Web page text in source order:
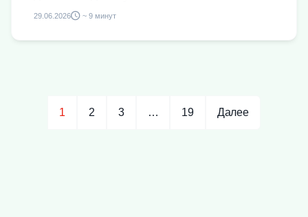
29.06.2026 ~ 9 минут
1 2 3 … 19 Далее